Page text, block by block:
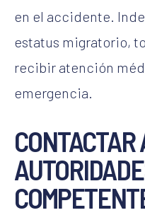
en el accidente.
estatus migratorio,
recibir atención
emergencia.
CONTACTAR